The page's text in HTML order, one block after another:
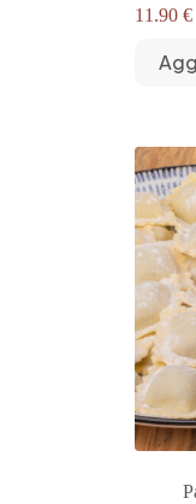
11.90 €